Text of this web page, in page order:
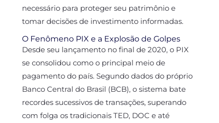
necessário para proteger seu patrimônio e
tomar decisões de investimento informadas.
O Fenômeno PIX e a Explosão de Golpes
Desde seu lançamento no final de 2020, o PIX
se consolidou como o principal meio de
pagamento do país. Segundo dados do próprio
Banco Central do Brasil (BCB), o sistema bate
recordes sucessivos de transações, superando
com folga os tradicionais TED, DOC e até